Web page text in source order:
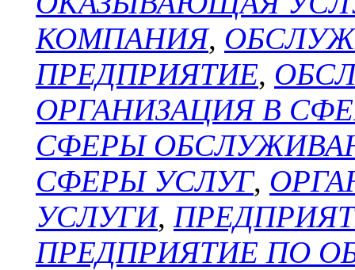
КОМПАНИЯ,
ПРЕДПРИЯТИЕ,
ОРГАНИЗАЦИЯ В
СФЕРЫ
СФЕРЫ УСЛУГ,
УСЛУГИ,
ПРЕДПРИЯТИЕ ПО